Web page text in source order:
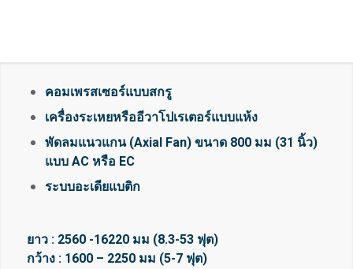
คอมเพรสเซอร์แบบสกรู
เครื่องระเหยหรืออีวาโปเรเตอร์แบบแห้ง
พัดลมแนวแกน (Axial Fan) ขนาด 800 มม (31 นิ้ว)
แบบ AC หรือ EC
ระบบอะเดียแบติก
ยาว : 2560 -16220 มม (8.3-53 ฟุต)
กว้าง : 1600 – 2250 มม (5-7 ฟุต)